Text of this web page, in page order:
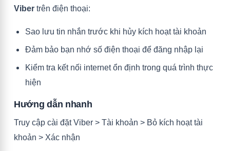
Viber trên điện thoại:
Sao lưu tin nhắn trước khi hủy kích hoạt tài khoản
Đảm bảo bạn nhớ số điện thoại để đăng nhập lại
Kiểm tra kết nối internet ổn định trong quá trình thực
hiện
Hướng dẫn nhanh
Truy cập cài đặt Viber > Tài khoản > Bỏ kích hoạt tài
khoản > Xác nhận